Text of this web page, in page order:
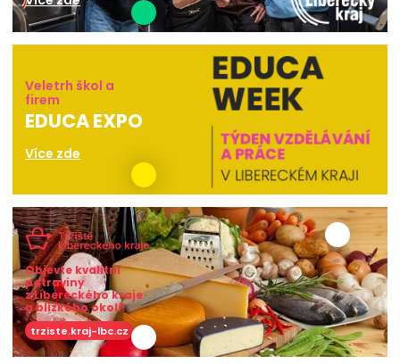
Veletrh škol a
firem
EDUCA EXPO
Více zde
Objevte kvalitní
potraviny
z Libereckého kraje
a blízkého okolí!
trziste.kraj-lbc.cz